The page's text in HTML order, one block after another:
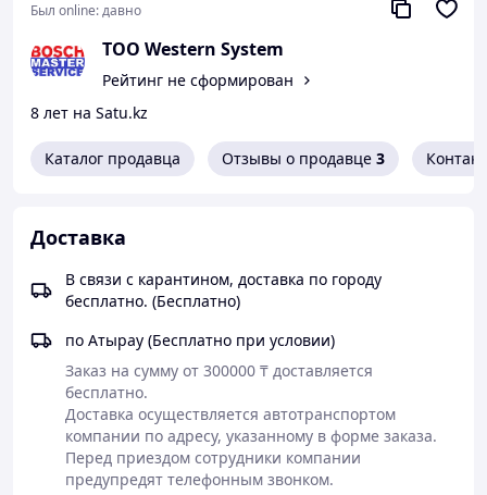
Большая ударная мощность при малом весе
Реверс для затягивания и ослабления
Торсионы (спецпринадлежности) гарантируют
создание необходимого крутящего момента
Легкосменные инструменты
автомобили, заворачивания резьбовых
соединений при возведении металлоконструкций
Дополнительная рукоятка с упорным диском;
устанавливаться в два положения
Скоба для подвески на пружинном механизме
Комплект поставки
Включено
Кейс
№ запасной части 1 605
Дополнительная рукоятка
2 602 025 075
Подвесная скоба
№ запасной части 3 601
310 013
Был online:давно
ТОО Western System
Рейтинг не сформирован
8 лет на Satu.kz
Каталог продавца Отзывы о продавце 3
Доставка
В связи с карантином, доставка по городу
бесплатно. (Бесплатно)
по Атырау (Бесплатно при условии)
Заказ на сумму от 300000 ₸ доставляется
бесплатно.
Доставка осуществляется автотранспортом
компании по адресу, указанному в форме заказа.
Перед приездом сотрудники компании
предупредят телефонным звонком.